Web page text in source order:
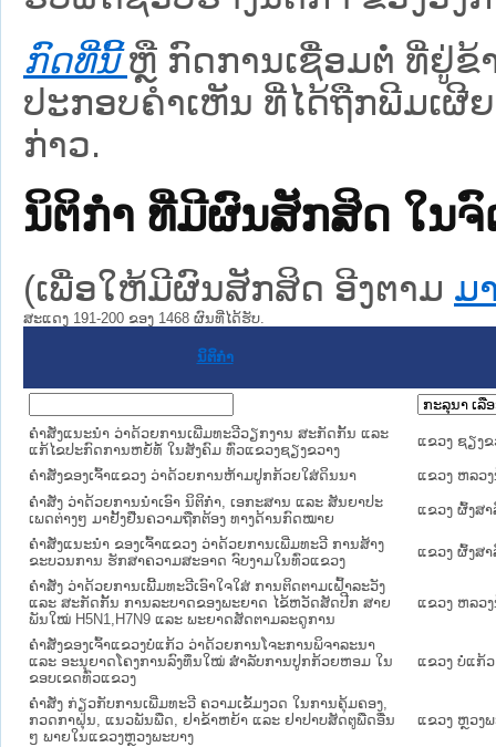
ກົດທີ່ນີ້ ຫຼື ກົດການເຊື່ອມຕໍ່ ທີ່ຢູ່ຂ້
ປະກອບຄຳເຫັນ ທີ່ໄດ້ຖືກພີມເຜີ
ກ່າວ.
ນິຕິກໍາ ທີ່ມີຜົນສັກສິດ ໃນ
(ເພື່ອໃຫ້ມີຜົນສັກສິດ ອີງຕາມ ມ
ສະແດງ 191-200 ຂອງ 1468 ຜົນທີ່ໄດ້ຮັບ.
ນິຕິກໍາ
ຄຳສັ່ງແນະນຳ ວ່າດ້ວຍການເພີ່ມທະວີວຽກງານ ສະກັດກັ້ນ ແລະ
ແກ້ໄຂປະກົດການຫຍໍ້ທໍ້ ໃນສັງຄົມ ທົ່ວແຂວງຊຽງຂວາງ
ແຂວງ ຊຽງຂ
ຄຳສັ່ງຂອງເຈົ້າແຂວງ ວ່າດ້ວຍການຫ້າມປູກກ້ວຍໃສ່ດິນນາ
ແຂວງ ຫລວ
ຄຳສັ່ງ ວ່າດ້ວຍການນຳເອົາ ນິຕິກຳ, ເອກະສານ ແລະ ສັນຍາປະ
ເພດຕ່າງໆ ມາຢັ້ງຢືນຄວາມຖືກຕ້ອງ ທາງດ້ານກົດໝາຍ
ແຂວງ ຜົ້ງສາ
ຄຳສັ່ງແນະນຳ ຂອງເຈົ້າແຂວງ ວ່າດ້ວຍການເພີ່ມທະວີ ການສ້າງ
ຂະບວນການ ຮັກສາຄວາມສະອາດ ຈົບງາມໃນທົ່ວແຂວງ
ແຂວງ ຜົ້ງສາ
ຄຳສັ່ງ ວ່າດ້ວຍການເພີ້ມທະວີເອົາໃຈໃສ່ ການຕິດຕາມເຝົ້າລະວັງ
ແລະ ສະກັດກັ້ນ ການລະບາດຂອງພະຍາດ ໄຂ້ຫວັດສັດປີກ ສາຍ
ພັນໃໝ່ H5N1,H7N9 ແລະ ພະຍາດສັດຕາມລະດູການ
ແຂວງ ຫລວ
ຄຳສັ່ງຂອງເຈົ້າແຂວງບໍ່ແກ້ວ ວ່າດ້ວຍການໂຈະການພິຈາລະນາ
ແລະ ອະນຸຍາດໂຄງການລົງທຶນໃໝ່ ສຳລັບການປູກກ້ວຍຫອມ ໃນ
ຂອບເຂດທົ່ວແຂວງ
ແຂວງ ບໍ່ແກ້ວ
ຄຳສັ່ງ ກ່ຽວກັບການເພີ່ມທະວີ ຄວາມເຂັ້ມງວດ ໃນການຄຸ້ມຄອງ,
ກວດກາຝຸ່ນ, ແນວພັນພືດ, ຢາຂ້າຫຍ້າ ແລະ ຢາປາບສັດຕູພືດອື່ນ
ໆ ພາຍໃນແຂວງຫຼວງພະບາງ
ແຂວງ ຫຼວງພ